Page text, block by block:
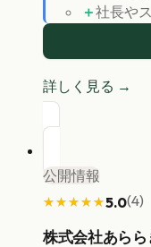
＋社長や
詳しく見る →
公開情報
★★★★★
★★★★★5.0(4)
株式会社あら